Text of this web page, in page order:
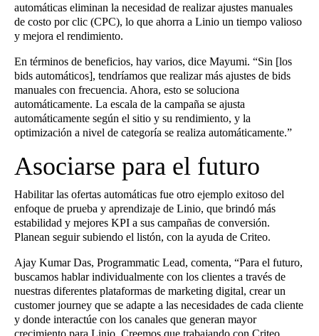
automáticas eliminan la necesidad de realizar ajustes manuales
de costo por clic (CPC), lo que ahorra a Linio un tiempo valioso
y mejora el rendimiento.
En términos de beneficios, hay varios, dice Mayumi. “Sin [los
bids automáticos], tendríamos que realizar más ajustes de bids
manuales con frecuencia. Ahora, esto se soluciona
automáticamente. La escala de la campaña se ajusta
automáticamente según el sitio y su rendimiento, y la
optimización a nivel de categoría se realiza automáticamente.”
Asociarse para el futuro
Habilitar las ofertas automáticas fue otro ejemplo exitoso del
enfoque de prueba y aprendizaje de Linio, que brindó más
estabilidad y mejores KPI a sus campañas de conversión.
Planean seguir subiendo el listón, con la ayuda de Criteo.
Ajay Kumar Das, Programmatic Lead, comenta, “Para el futuro,
buscamos hablar individualmente con los clientes a través de
nuestras diferentes plataformas de marketing digital, crear un
customer journey que se adapte a las necesidades de cada cliente
y donde interactúe con los canales que generan mayor
crecimiento para Linio. Creemos que trabajando con Criteo